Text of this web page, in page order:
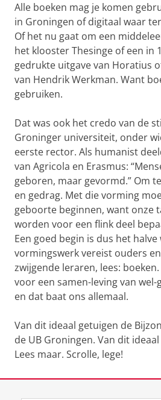
Alle boeken mag je komen
in Groningen of digitaal waar
Of het nu gaat om een
het klooster Thesinge of een in
gedrukte uitgave van Horatius
van Hendrik Werkman. Want
gebruiken.
Dat was ook het credo van de
Groninger universiteit, onder
eerste rector. Als humanist
van Agricola en Erasmus:
geboren, maar gevormd.” Om
en gedrag. Met die vorming
geboorte beginnen, want onze
worden voor een flink deel
Een goed begin is dus het halve
vormingswerk vereist ouders
zwijgende leraren, lees:
voor een samen-leving van
en dat baat ons allemaal.
Van dit ideaal getuigen de
de UB Groningen. Van dit
Lees maar. Scrolle, lege!